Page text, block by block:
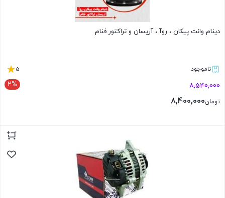
دینام وانت پیکان ، روآ ، آریسان و تراکتور فنام
ناموجود 5
2% 8,540,000
تومان8,400,000